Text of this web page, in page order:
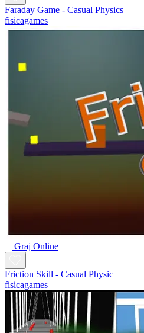
Faraday Game - Casual Physics
fisicagames
Graj Online
Friction Skill - Casual Physic
fisicagames